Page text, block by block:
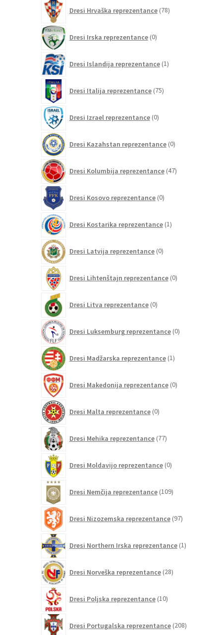
Dresi Hrvaška reprezentance 78izdelkov
Dresi Irska reprezentance 0izdelkov
Dresi Islandija reprezentance 1izdelek
Dresi Italija reprezentance 75izdelkov
Dresi Izrael reprezentance 0izdelkov
Dresi Kazahstan reprezentance 0izdelkov
Dresi Kolumbija reprezentance 47izdelkov
Dresi Kosovo reprezentance 0izdelkov
Dresi Kostarika reprezentance 1izdelek
Dresi Latvija reprezentance 0izdelkov
Dresi Lihtenštajn reprezentance 0izdelkov
Dresi Litva reprezentance 0izdelkov
Dresi Luksemburg reprezentance 0izdelkov
Dresi Madžarska reprezentance 1izdelek
Dresi Makedonija reprezentance 0izdelkov
Dresi Malta reprezentance 0izdelkov
Dresi Mehika reprezentance 77izdelkov
Dresi Moldavijo reprezentance 0izdelkov
Dresi Nemčija reprezentance 109izdelkov
Dresi Nizozemska reprezentance 97izdelkov
Dresi Northern Irska reprezentance 1izdelek
Dresi Norveška reprezentance 28izdelkov
Dresi Poljska reprezentance 10izdelkov
Dresi Portugalska reprezentance 208izdelkov